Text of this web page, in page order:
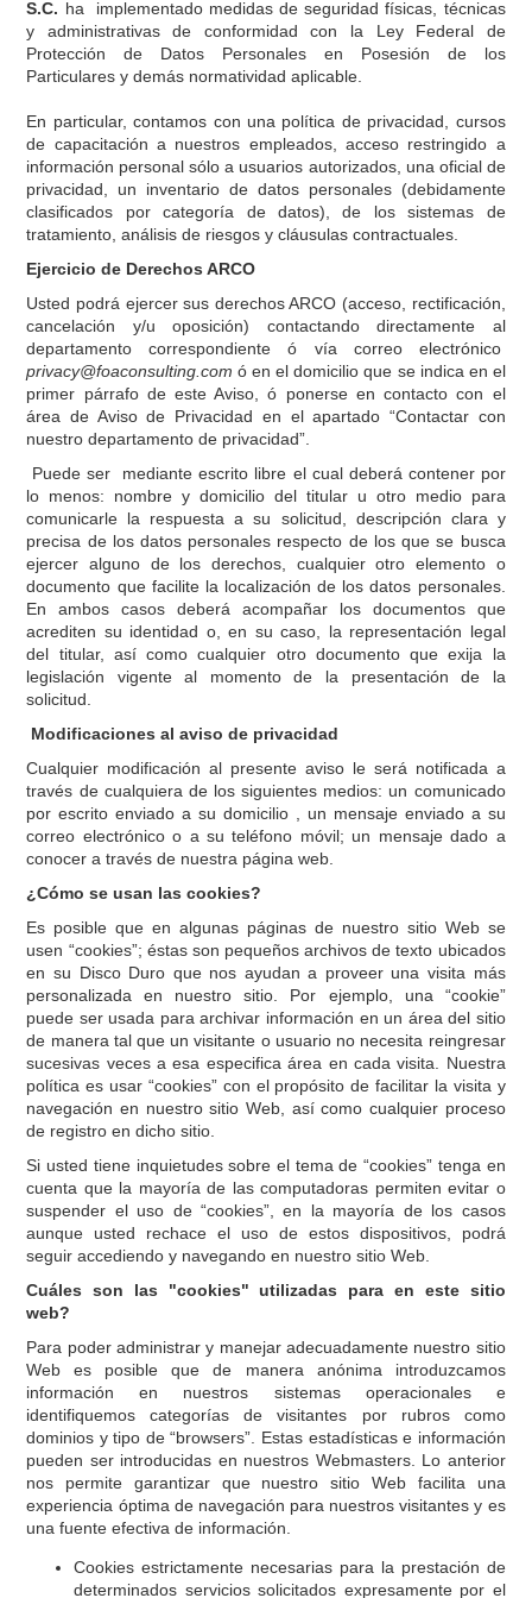
S.C. ha implementado medidas de seguridad físicas, técnicas
y administrativas de conformidad con la Ley Federal de
Protección de Datos Personales en Posesión de los
Particulares y demás normatividad aplicable.
En particular, contamos con una política de privacidad, cursos
de capacitación a nuestros empleados, acceso restringido a
información personal sólo a usuarios autorizados, una oficial de
privacidad, un inventario de datos personales (debidamente
clasificados por categoría de datos), de los sistemas de
tratamiento, análisis de riesgos y cláusulas contractuales.
Ejercicio de Derechos ARCO
Usted podrá ejercer sus derechos ARCO (acceso, rectificación,
cancelación y/u oposición) contactando directamente al
departamento correspondiente ó vía correo electrónico
privacy@foaconsulting.com ó en el domicilio que se indica en el
primer párrafo de este Aviso, ó ponerse en contacto con el
área de Aviso de Privacidad en el apartado “Contactar con
nuestro departamento de privacidad”.
Puede ser mediante escrito libre el cual deberá contener por
lo menos: nombre y domicilio del titular u otro medio para
comunicarle la respuesta a su solicitud, descripción clara y
precisa de los datos personales respecto de los que se busca
ejercer alguno de los derechos, cualquier otro elemento o
documento que facilite la localización de los datos personales.
En ambos casos deberá acompañar los documentos que
acrediten su identidad o, en su caso, la representación legal
del titular, así como cualquier otro documento que exija la
legislación vigente al momento de la presentación de la
solicitud.
Modificaciones al aviso de privacidad
Cualquier modificación al presente aviso le será notificada a
través de cualquiera de los siguientes medios: un comunicado
por escrito enviado a su domicilio , un mensaje enviado a su
correo electrónico o a su teléfono móvil; un mensaje dado a
conocer a través de nuestra página web.
¿Cómo se usan las cookies?
Es posible que en algunas páginas de nuestro sitio Web se
usen “cookies”; éstas son pequeños archivos de texto ubicados
en su Disco Duro que nos ayudan a proveer una visita más
personalizada en nuestro sitio. Por ejemplo, una “cookie”
puede ser usada para archivar información en un área del sitio
de manera tal que un visitante o usuario no necesita reingresar
sucesivas veces a esa especifica área en cada visita. Nuestra
política es usar “cookies” con el propósito de facilitar la visita y
navegación en nuestro sitio Web, así como cualquier proceso
de registro en dicho sitio.
Si usted tiene inquietudes sobre el tema de “cookies” tenga en
cuenta que la mayoría de las computadoras permiten evitar o
suspender el uso de “cookies”, en la mayoría de los casos
aunque usted rechace el uso de estos dispositivos, podrá
seguir accediendo y navegando en nuestro sitio Web.
Cuáles son las "cookies" utilizadas para en este sitio
web?
Para poder administrar y manejar adecuadamente nuestro sitio
Web es posible que de manera anónima introduzcamos
información en nuestros sistemas operacionales e
identifiquemos categorías de visitantes por rubros como
dominios y tipo de “browsers”. Estas estadísticas e información
pueden ser introducidas en nuestros Webmasters. Lo anterior
nos permite garantizar que nuestro sitio Web facilita una
experiencia óptima de navegación para nuestros visitantes y es
una fuente efectiva de información.
Cookies estrictamente necesarias para la prestación de
determinados servicios solicitados expresamente por el